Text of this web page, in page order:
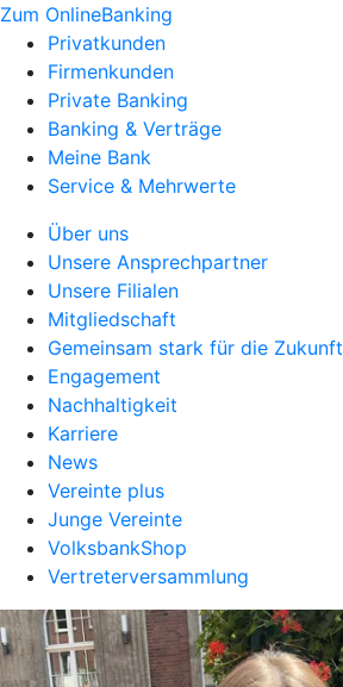
Zum OnlineBanking
Privatkunden
Firmenkunden
Private Banking
Banking & Verträge
Meine Bank
Service & Mehrwerte
Über uns
Unsere Ansprechpartner
Unsere Filialen
Mitgliedschaft
Gemeinsam stark für die Zukunft
Engagement
Nachhaltigkeit
Karriere
News
Vereinte plus
Junge Vereinte
VolksbankShop
Vertreterversammlung